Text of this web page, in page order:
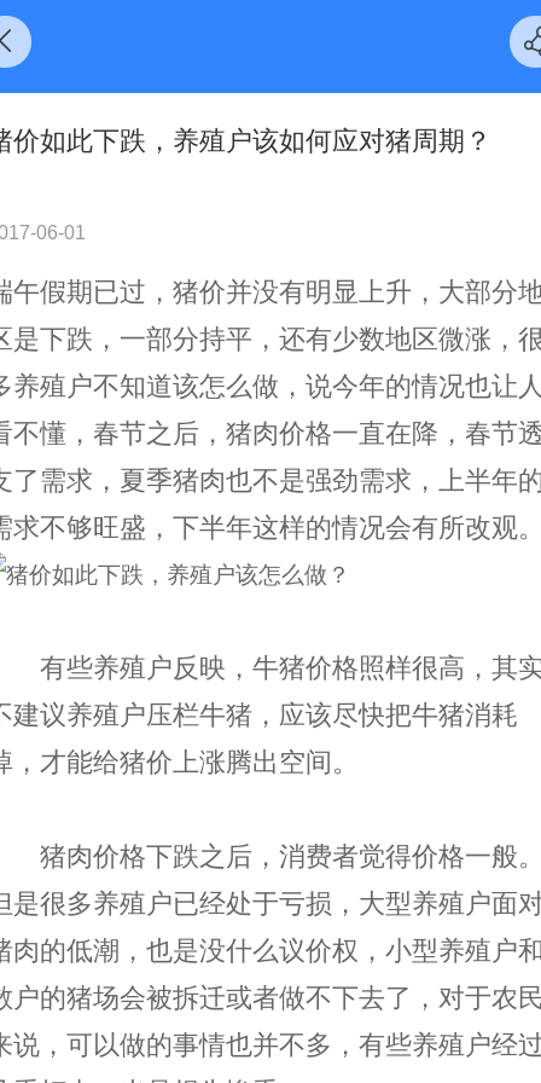
价如此下跌，养殖户该如何应对猪周期？
06-01
午假期已过，猪价并没有明显上升，大部分
是下跌，一部分持平，还有少数地区微涨，
养殖户不知道该怎么做，说今年的情况也让人
不懂，春节之后，猪肉价格一直在降，春节
了需求，夏季猪肉也不是强劲需求，上半年的
求不够旺盛，下半年这样的情况会有所改观。
些养殖户反映，牛猪价格照样很高，其
建议养殖户压栏牛猪，应该尽快把牛猪消耗
，才能给猪价上涨腾出空间。
肉价格下跌之后，消费者觉得价格一般。
是很多养殖户已经处于亏损，大型养殖户面
肉的低潮，也是没什么议价权，小型养殖户和
户的猪场会被拆迁或者做不下去了，对于农民
说，可以做的事情也并不多，有些养殖户经